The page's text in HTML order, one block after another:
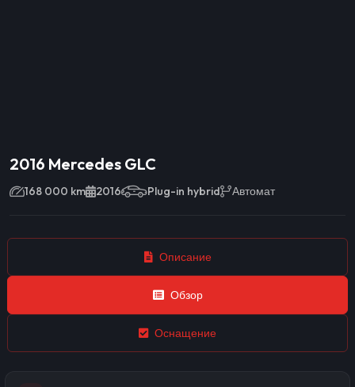
2016 Mercedes GLC
168 000 km 2016 Plug-in hybrid Автомат
Описание
Обзор
Оснащение